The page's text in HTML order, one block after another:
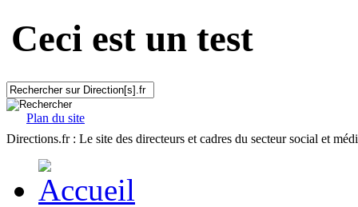
Ceci est un test
Plan du site
Directions.fr : Le site des directeurs et cadres du secteur social et